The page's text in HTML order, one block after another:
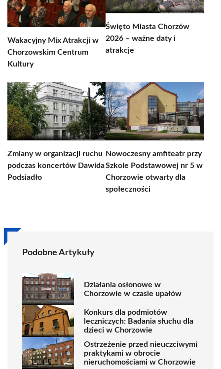
Wakacyjny Mix Atrakcji w
Chorzowskim Centrum
Kultury
Święto Miasta Chorzów
2026 – ważne daty i
atrakcje
Zmiany w organizacji ruchu
podczas koncertów Dawida
Podsiadło
Nowoczesny amfiteatr przy
Szkole Podstawowej nr 5 w
Chorzowie otwarty dla
społeczności
Podobne Artykuły
Działania osłonowe w
Chorzowie w czasie upałów
Konkurs dla podmiotów
leczniczych: Badania słuchu dla
dzieci w Chorzowie
Ostrzeżenie przed nieuczciwymi
praktykami w obrocie
nieruchomościami w Chorzowie